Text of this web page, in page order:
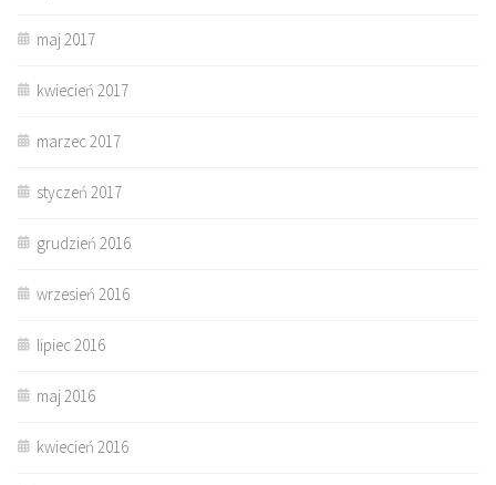
maj 2017
kwiecień 2017
marzec 2017
styczeń 2017
grudzień 2016
wrzesień 2016
lipiec 2016
maj 2016
kwiecień 2016